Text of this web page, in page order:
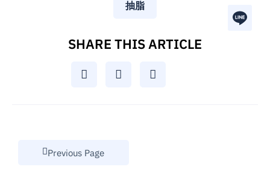
抽脂
SHARE THIS ARTICLE
Previous Page